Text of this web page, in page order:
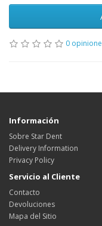
0
Información
Sobre Star Dent
Delivery Information
Privacy Policy
Servicio al Cliente
Contacto
Devoluciones
Mapa del Sitio